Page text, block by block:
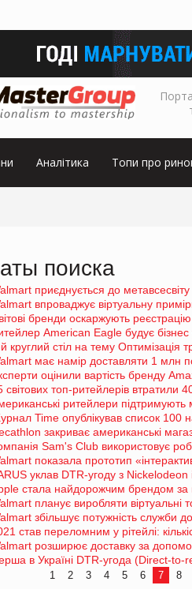
Аналітика Топи про
поиска
приєднується до
впроваджує віртуальну
бренди оскаржують
American Eagle будує бізнес
круглий стіл на тему Оптимізація
має намір доставляти 1 млн
оцінили вартість бренду
світових топ-ритейлерів втратили
ритейлери підтримують
Time опублікував список 100
закриває американські
Sam's Club використовує
показала прототип
уклав DTR-угоду з Nickelodeon
стала найдорожчим брендом за
планує виробляти віртуальні
збільшує потужність служби
став переломним у рітейлі:
розширює доставку за
в Україні DTR-угода (Direct-
1 2 3 4 5 6 7 8